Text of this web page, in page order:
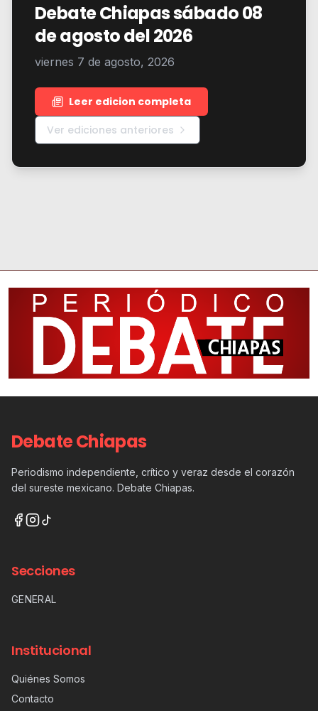
Debate Chiapas sábado 08
de agosto del 2026
viernes 7 de agosto, 2026
Leer edicion completa
Ver ediciones anteriores
Debate Chiapas
Periodismo independiente, crítico y veraz desde el corazón
del sureste mexicano. Debate Chiapas.
Secciones
GENERAL
Institucional
Quiénes Somos
Contacto